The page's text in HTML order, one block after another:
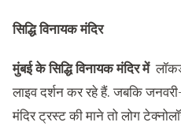
सिद्धि विनायक मंदिर
मुंबई के सिद्धि विनायक मंदिर में
लाइव दर्शन कर रहे हैं. जबकि
मंदिर ट्रस्ट की माने तो लोग